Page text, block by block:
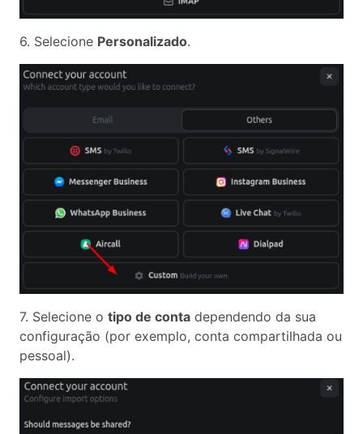
6. Selecione Personalizado.
7. Selecione o tipo de conta dependendo da sua
configuração (por exemplo, conta compartilhada ou
pessoal).